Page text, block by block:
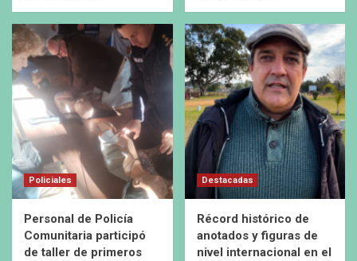
Policiales
Personal de Policía
Comunitaria participó
de taller de primeros
Destacadas
Récord histórico de
anotados y figuras de
nivel internacional en el